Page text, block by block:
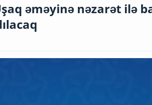
əməyinə nəzarət ilə